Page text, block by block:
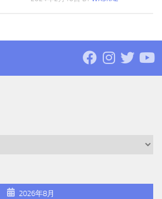
2026年8月